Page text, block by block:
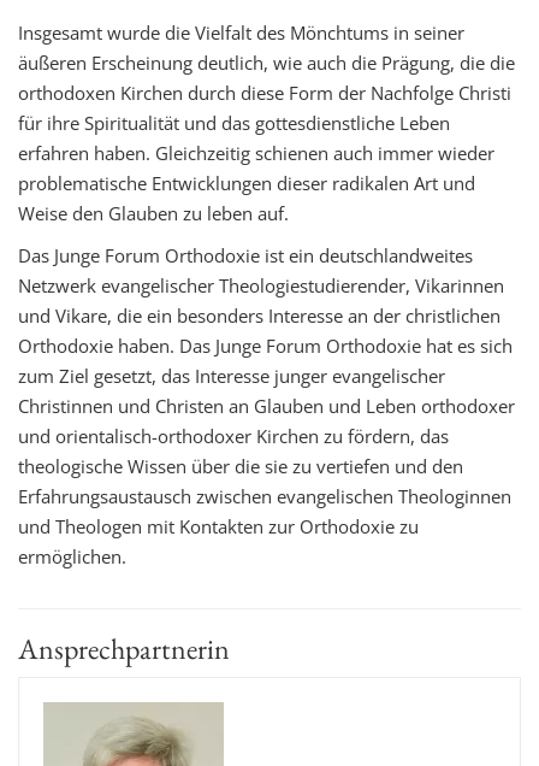
Insgesamt wurde die Vielfalt des Mönchtums in seiner
äußeren Erscheinung deutlich, wie auch die Prägung, die die
orthodoxen Kirchen durch diese Form der Nachfolge Christi
für ihre Spiritualität und das gottesdienstliche Leben
erfahren haben. Gleichzeitig schienen auch immer wieder
problematische Entwicklungen dieser radikalen Art und
Weise den Glauben zu leben auf.
Das Junge Forum Orthodoxie ist ein deutschlandweites
Netzwerk evangelischer Theologiestudierender, Vikarinnen
und Vikare, die ein besonders Interesse an der christlichen
Orthodoxie haben. Das Junge Forum Orthodoxie hat es sich
zum Ziel gesetzt, das Interesse junger evangelischer
Christinnen und Christen an Glauben und Leben orthodoxer
und orientalisch-orthodoxer Kirchen zu fördern, das
theologische Wissen über die sie zu vertiefen und den
Erfahrungsaustausch zwischen evangelischen Theologinnen
und Theologen mit Kontakten zur Orthodoxie zu
ermöglichen.
Ansprechpartnerin